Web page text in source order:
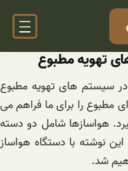
تهویه مطبوع
سیستم های تهویه مطبوع
مطبوع را برای ما فراهم می
هواسازها شامل دو دسته
نوشته با دستگاه هواساز
شد.